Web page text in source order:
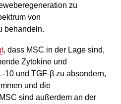
zu
von
behandeln.
, dass MSC in der Lage sind,
Zytokine und
10 und TGF-β zu absondern,
und die
sind außerdem an der